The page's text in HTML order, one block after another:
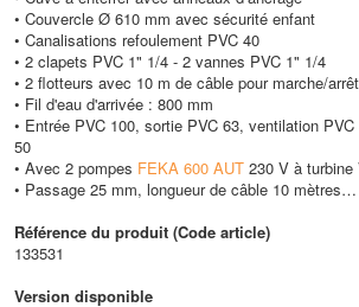
• Couvercle Ø 610 mm avec sécurité enfant
• Canalisations refoulement PVC 40
• 2 clapets PVC 1" 1/4 - 2 vannes PVC 1" 1/4
• 2 flotteurs avec 10 m de câble pour marche/arrêt
• Fil d'eau d'arrivée : 800 mm
• Entrée PVC 100, sortie PVC 63, ventilation
50
• Avec 2 pompes FEKA 600 AUT 230 V à turbine
• Passage 25 mm, longueur de câble 10 mètres
• Coffret électrique de commande pour 2
l’installation
• Ensemble livré en Kit composé de :
- 2 pompes FÉKA 600 M
Référence du produit (Code article)
133531
Version disponible